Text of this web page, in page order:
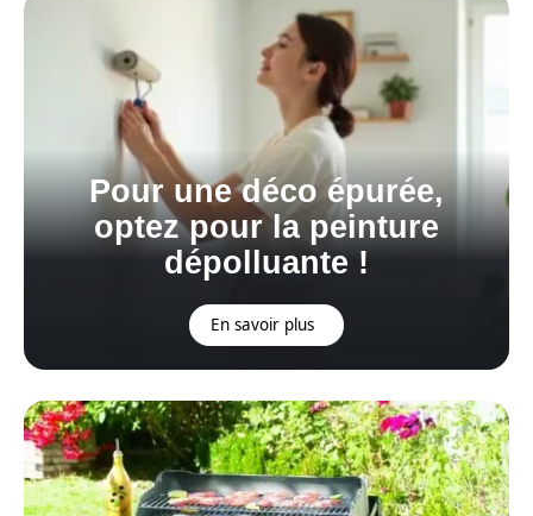
Pour une déco épurée,
optez pour la peinture
dépolluante !
En savoir plus